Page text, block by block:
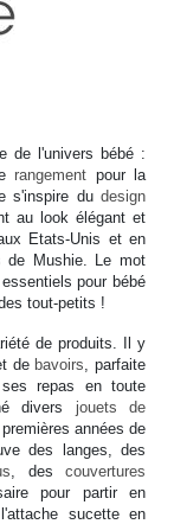
de l'univers bébé :
rangement pour la
s'inspire dudesign
au look élégant et
Etats-Unis et en
de Mushie. Le mot
pour bébé
tout-petits !
de produits. Il y
de bavoirs , parfaite
repas en toute
divers jouets de
années de
des langes, des
, des couvertures
pour partir en
sucette en